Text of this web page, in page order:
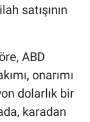
satışının
ABD
onarımı
dolarlık bir
karadan